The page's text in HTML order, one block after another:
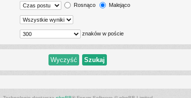
Rosnąco Malejąco
znaków w poście